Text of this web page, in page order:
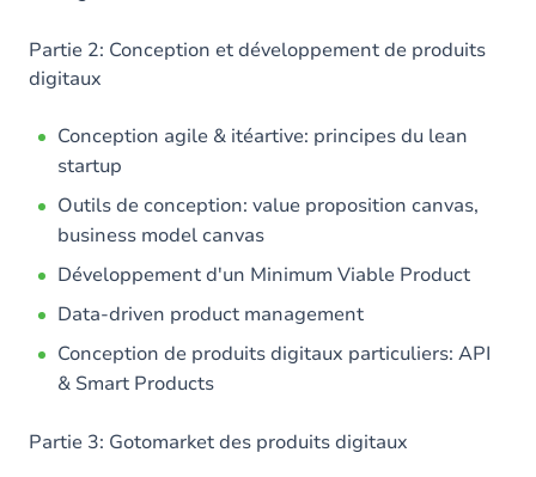
Partie 2: Conception et développement de produits
digitaux
Conception agile & itéartive: principes du lean
startup
Outils de conception: value proposition canvas,
business model canvas
Développement d'un Minimum Viable Product
Data-driven product management
Conception de produits digitaux particuliers: API
& Smart Products
Partie 3: Gotomarket des produits digitaux